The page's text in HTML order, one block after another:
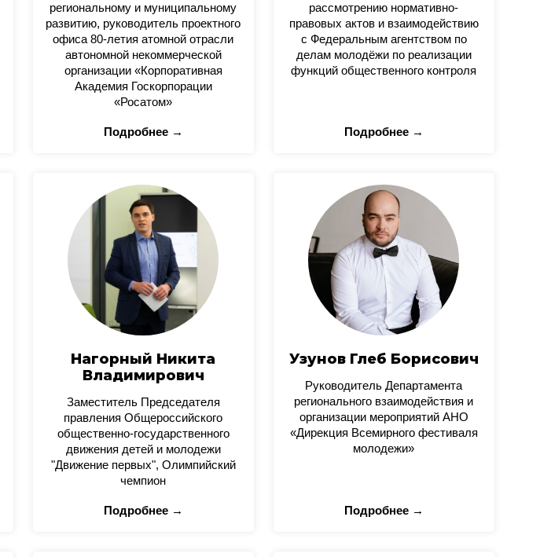
региональному и муниципальному
развитию, руководитель проектного
офиса 80-летия атомной отрасли
автономной некоммерческой
организации «Корпоративная
Академия Госкорпорации
«Росатом»
Подробнее →
рассмотрению нормативно-
правовых актов и взаимодействию
с Федеральным агентством по
делам молодёжи по реализации
функций общественного контроля
Подробнее →
Нагорный Никита
Владимирович
Заместитель Председателя
правления Общероссийского
общественно-государственного
движения детей и молодежи
"Движение первых", Олимпийский
чемпион
Подробнее →
Узунов Глеб Борисович
Руководитель Департамента
регионального взаимодействия и
организации мероприятий АНО
«Дирекция Всемирного фестиваля
молодежи»
Подробнее →